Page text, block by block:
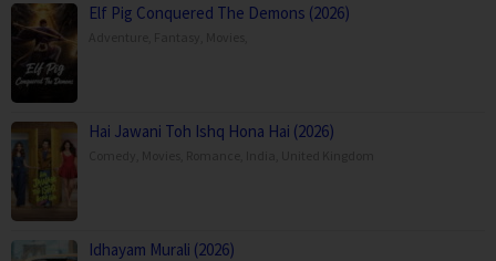
Elf Pig Conquered The Demons (2026)
Hai Jawani Toh Ishq Hona Hai (2026)
Idhayam Murali (2026)